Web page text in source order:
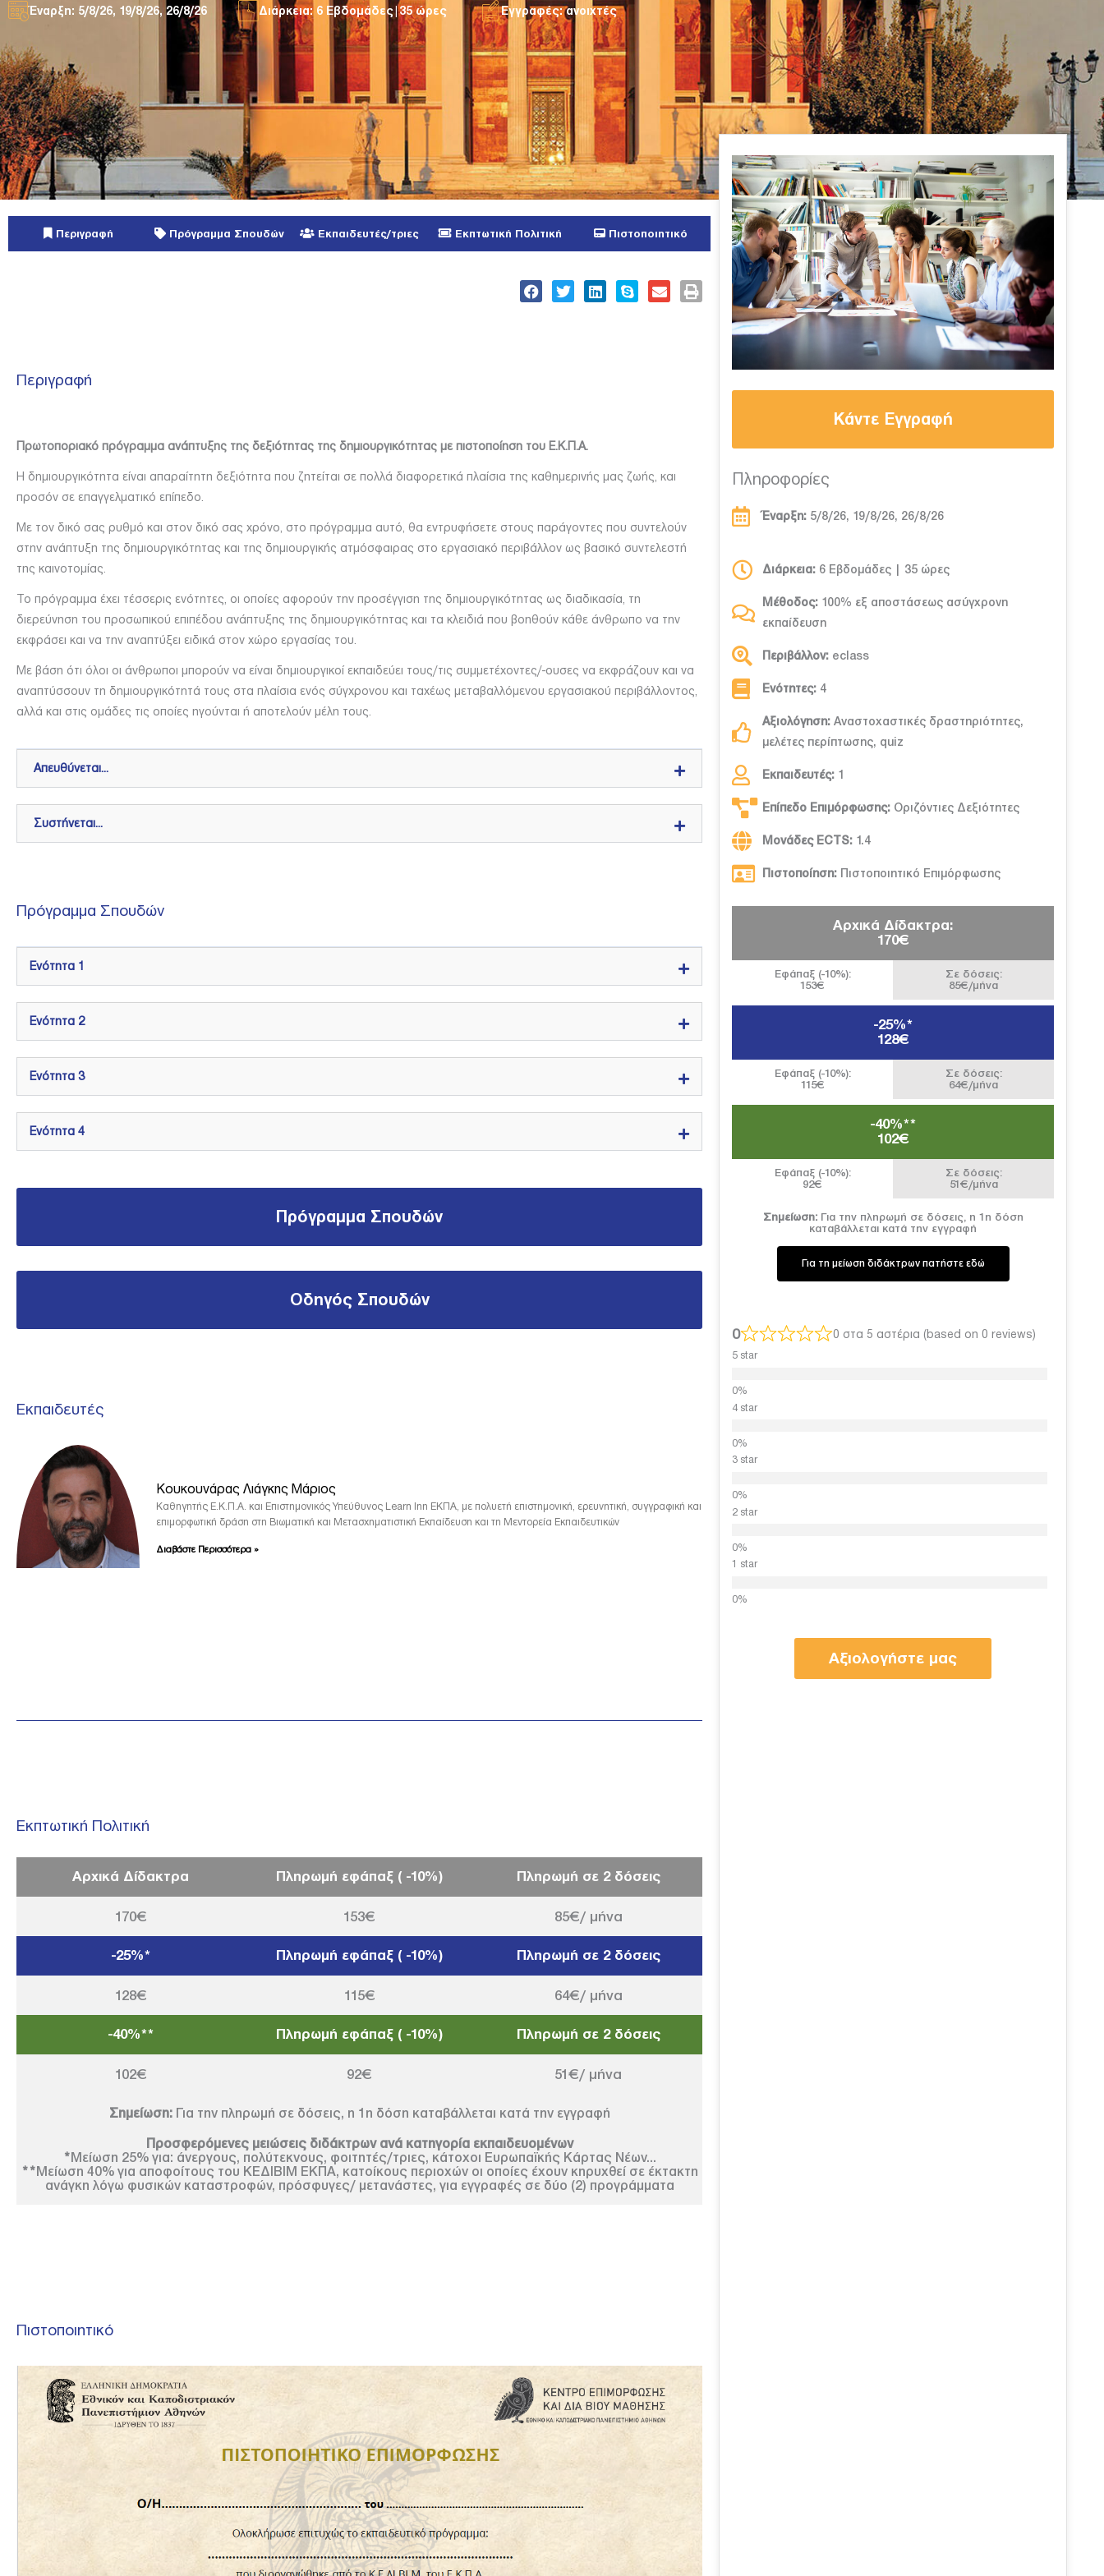
Έναρξη: 5/8/26, 19/8/26, 26/8/26 Διάρκεια: 6 Εβδομάδες|35 ώρες Εγγραφές: ανοιχτές
Περιγραφή Πρόγραμμα Σπουδών Εκπαιδευτές/τριες Εκπτωτική Πολιτική Πιστοποιητικό
Περιγραφή
Πρωτοποριακό πρόγραμμα ανάπτυξης της δεξιότητας της δημιουργικότητας με πιστοποίηση του Ε.Κ.Π.Α.
Η δημιουργικότητα είναι απαραίτητη δεξιότητα που ζητείται σε πολλά διαφορετικά πλαίσια της καθημερινής μας ζωής, και
προσόν σε επαγγελματικό επίπεδο.
Με τον δικό σας ρυθμό και στον δικό σας χρόνο, στο πρόγραμμα αυτό, θα εντρυφήσετε στους παράγοντες που συντελούν
στην ανάπτυξη της δημιουργικότητας και της δημιουργικής ατμόσφαιρας στο εργασιακό περιβάλλον ως βασικό συντελεστή
της καινοτομίας.
Το πρόγραμμα έχει τέσσερις ενότητες, οι οποίες αφορούν την προσέγγιση της δημιουργικότητας ως διαδικασία, τη
διερεύνηση του προσωπικού επιπέδου ανάπτυξης της δημιουργικότητας και τα κλειδιά που βοηθούν κάθε άνθρωπο να την
εκφράσει και να την αναπτύξει ειδικά στον χώρο εργασίας του.
Με βάση ότι όλοι οι άνθρωποι μπορούν να είναι δημιουργικοί εκπαιδεύει τους/τις συμμετέχοντες/-ουσες να εκφράζουν και να
αναπτύσσουν τη δημιουργικότητά τους στα πλαίσια ενός σύγχρονου και ταχέως μεταβαλλόμενου εργασιακού περιβάλλοντος,
αλλά και στις ομάδες τις οποίες ηγούνται ή αποτελούν μέλη τους.
Απευθύνεται...
Συστήνεται...
Πρόγραμμα Σπουδών
Ενότητα 1
Ενότητα 2
Ενότητα 3
Ενότητα 4
Πρόγραμμα Σπουδών
Οδηγός Σπουδών
Εκπαιδευτές
Κουκουνάρας Λιάγκης Μάριος
Καθηγητής Ε.Κ.Π.Α. και Επιστημονικός Υπεύθυνος Learn Inn ΕΚΠΑ, με πολυετή επιστημονική, ερευνητική, συγγραφική και
επιμορφωτική δράση στη Βιωματική και Μετασχηματιστική Εκπαίδευση και τη Μεντορεία Εκπαιδευτικών
Διαβάστε Περισσότερα »
Εκπτωτική Πολιτική
Αρχικά Δίδακτρα Πληρωμή εφάπαξ ( -10%) Πληρωμή σε 2 δόσεις
170€ 153€ 85€/ μήνα
-25%* Πληρωμή εφάπαξ ( -10%) Πληρωμή σε 2 δόσεις
128€ 115€ 64€/ μήνα
-40%** Πληρωμή εφάπαξ ( -10%) Πληρωμή σε 2 δόσεις
102€ 92€ 51€/ μήνα
Σημείωση:Για την πληρωμή σε δόσεις, η 1η δόση καταβάλλεται κατά την εγγραφή
Προσφερόμενες μειώσεις διδάκτρων ανά κατηγορία εκπαιδευομένων
*Μείωση 25% για: άνεργους, πολύτεκνους, φοιτητές/τριες, κάτοχοι Ευρωπαϊκής Κάρτας Νέων...
**Μείωση 40% για αποφοίτους του ΚΕΔΙΒΙΜ ΕΚΠΑ, κατοίκους περιοχών οι οποίες έχουν κηρυχθεί σε έκτακτη
ανάγκη λόγω φυσικών καταστροφών, πρόσφυγες/ μετανάστες, για εγγραφές σε δύο (2) προγράμματα
Πιστοποιητικό
Κάντε Εγγραφή
Πληροφορίες
Έναρξη:5/8/26, 19/8/26, 26/8/26
Διάρκεια:6 Εβδομάδες | 35 ώρες
Μέθοδος:100% εξ αποστάσεως ασύγχρονη
εκπαίδευση
Περιβάλλον:eclass
Ενότητες:4
Αξιολόγηση: Αναστοχαστικές δραστηριότητες,
μελέτες περίπτωσης, quiz
Εκπαιδευτές:1
Επίπεδο Επιμόρφωσης:Οριζόντιες Δεξιότητες
Μονάδες ECTS:1.4
Πιστοποίηση:Πιστοποιητικό Επιμόρφωσης
Αρχικά Δίδακτρα:
170€
Εφάπαξ (-10%):
153€
Σε δόσεις:
85€/μήνα
-25%*
128€
Εφάπαξ (-10%):
115€
Σε δόσεις:
64€/μήνα
-40%**
102€
Εφάπαξ (-10%):
92€
Σε δόσεις:
51€/μήνα
Σημείωση:Για την πληρωμή σε δόσεις, η 1η δόση
καταβάλλεται κατά την εγγραφή
Για τη μείωση διδάκτρων πατήστε εδώ
0 0 στα 5 αστέρια (based on 0 reviews)
5 star
4 star
3 star
2 star
1 star
Αξιολογήστε μας